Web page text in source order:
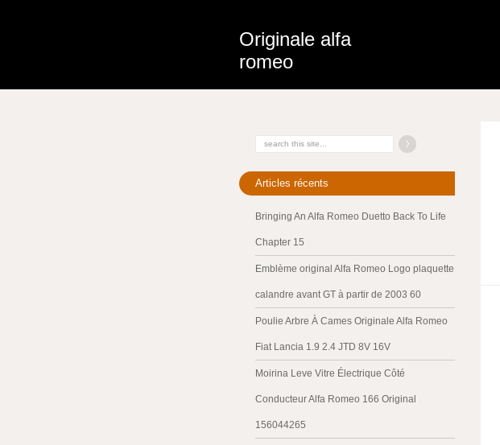
Originale alfa
romeo
Articles récents
Bringing An Alfa Romeo Duetto Back To Life
Chapter 15
Emblème original Alfa Romeo Logo plaquette
calandre avant GT à partir de 2003 60
Poulie Arbre À Cames Originale Alfa Romeo
Fiat Lancia 1.9 2.4 JTD 8V 16V
Moirina Leve Vitre Électrique Côté
Conducteur Alfa Romeo 166 Original
156044265